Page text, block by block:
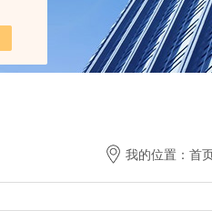
我的位置： 首